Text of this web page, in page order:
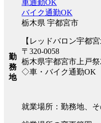
勤
務
地
車通勤OK
バイク通勤OK
栃木県 宇都宮市
【レッドバロン宇都宮
〒320-0058
栃木県宇都宮市上戸祭
◇車・バイク通勤OK
就業場所：勤務地、